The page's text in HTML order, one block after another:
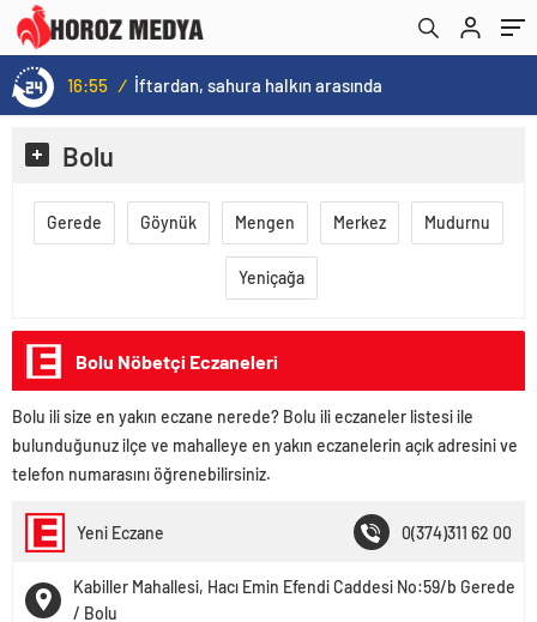
16:55 / İftardan, sahura halkın arasında
Bolu
Gerede Göynük Mengen Merkez Mudurnu
Yeniçağa
Bolu Nöbetçi Eczaneleri
Bolu ili size en yakın eczane nerede? Bolu ili eczaneler listesi ile
bulunduğunuz ilçe ve mahalleye en yakın eczanelerin açık adresini ve
telefon numarasını öğrenebilirsiniz.
Yeni Eczane 0(374)311 62 00
Kabiller Mahallesi, Hacı Emin Efendi Caddesi No:59/b Gerede
/ Bolu